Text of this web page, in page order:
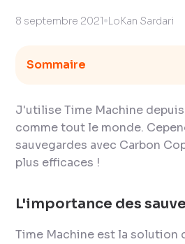
8 septembre 2021 LoKan Sardari
Sommaire
J'utilise Time Machine depuis
comme tout le monde.
sauvegardes avec Carbon
plus efficaces !
L'importance des
Time Machine est la solution